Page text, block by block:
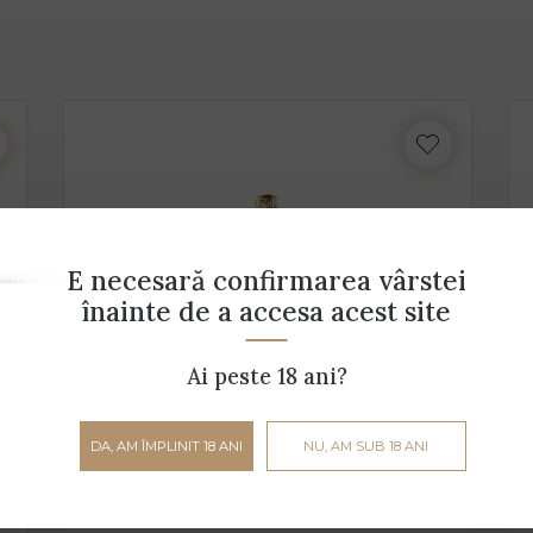
Flute Millesimato
E necesară confirmarea vârstei
înainte de a accesa acest site
Ai peste 18 ani?
DA, AM ÎMPLINIT 18 ANI NU, AM SUB 18 ANI